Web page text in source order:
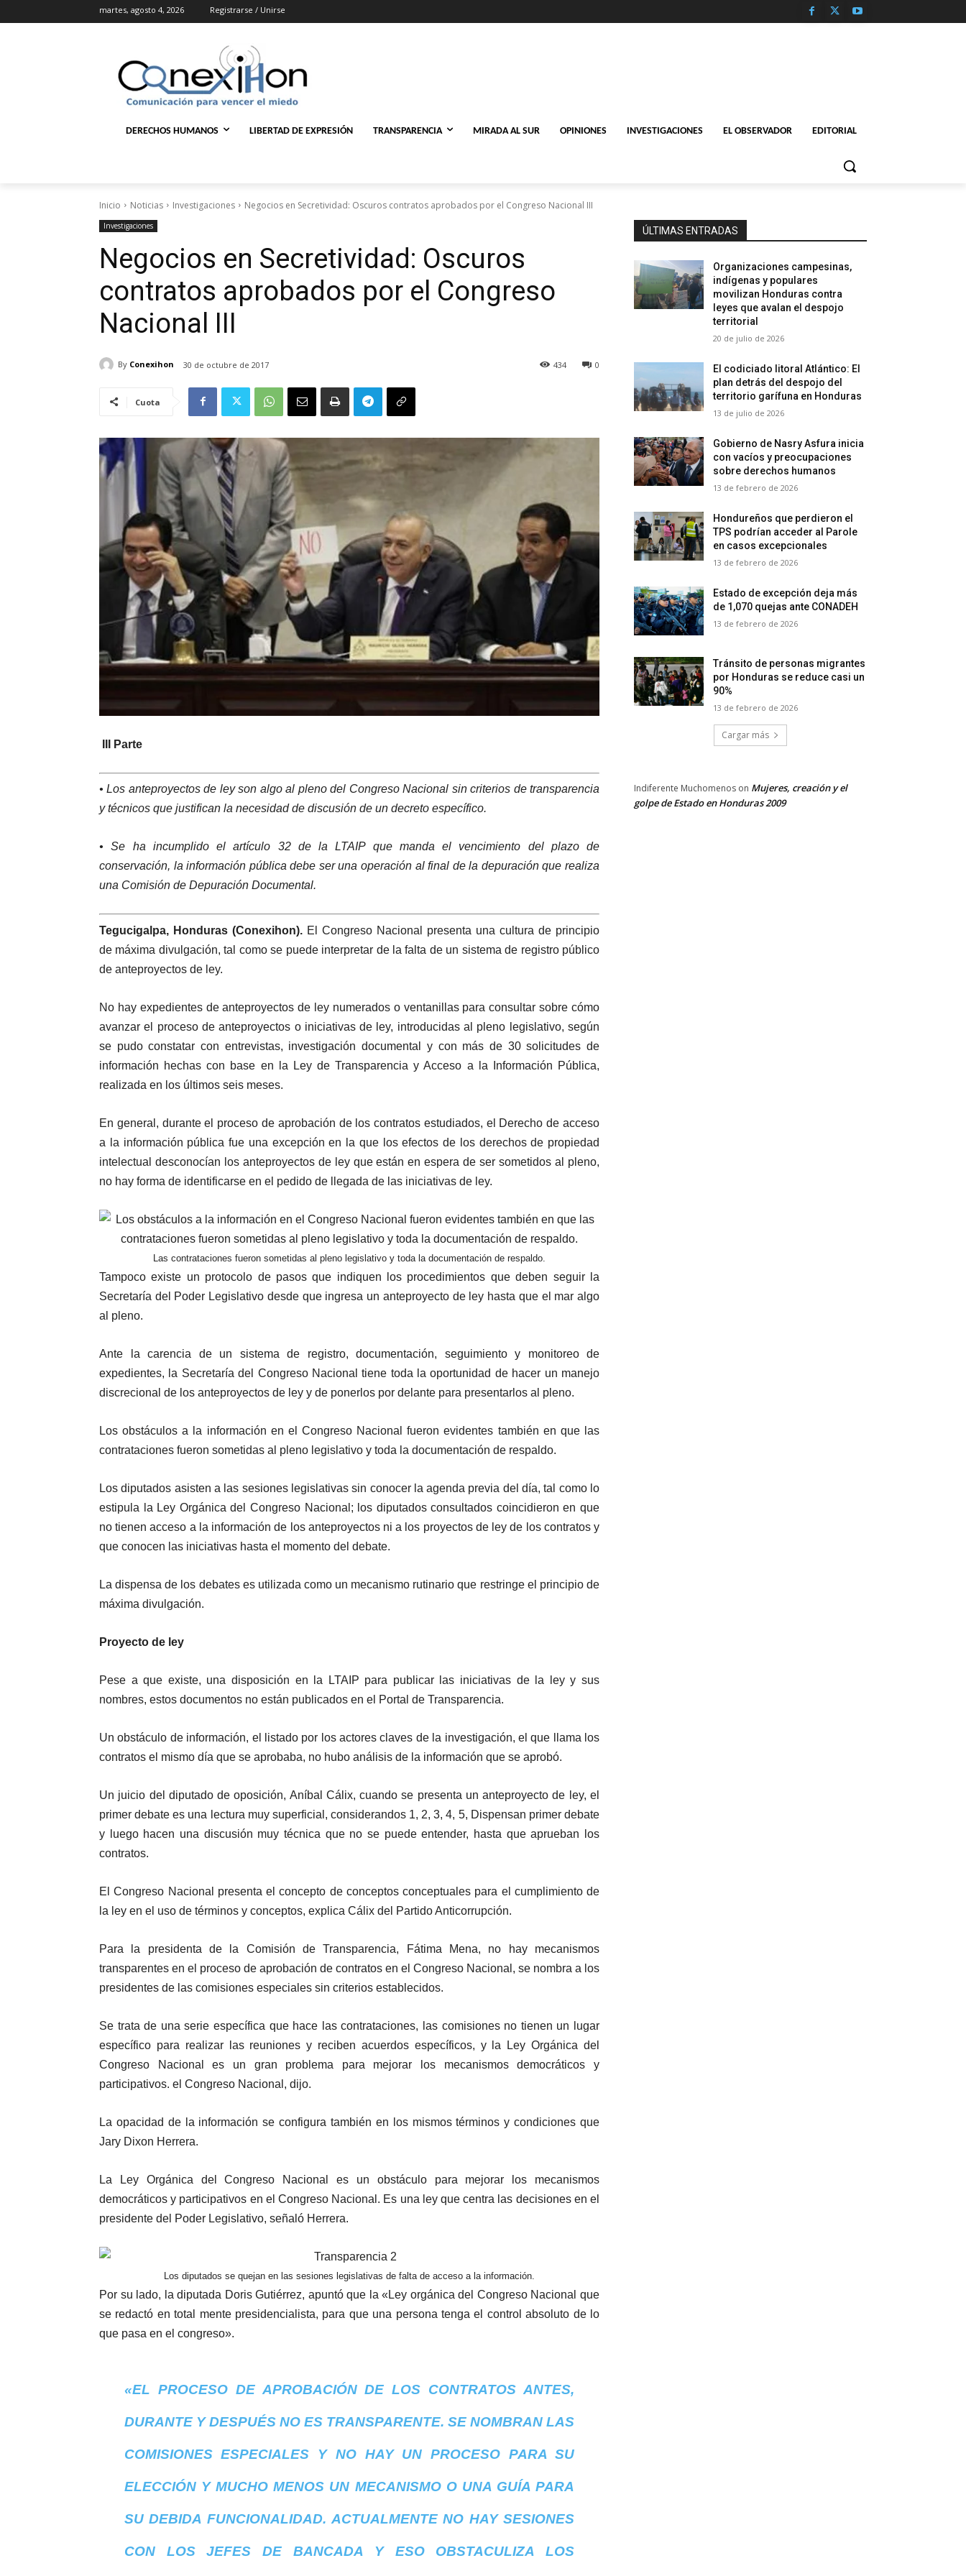
martes, agosto 4, 2026 Registrarse / Unirse
DERECHOS HUMANOS LIBERTAD DE EXPRESIÓN TRANSPARENCIA MIRADA AL SUR OPINIONES INVESTIGACIONES EL OBSERVADOR EDITORIAL
Inicio Noticias Investigaciones Negocios en Secretividad: Oscuros contratos aprobados por el Congreso Nacional III
Investigaciones
Negocios en Secretividad: Oscuros
contratos aprobados por el Congreso
Nacional III
By Conexihon 30 de octubre de 2017 0
434
Cuota
III Parte
• Los anteproyectos de ley son algo al pleno del Congreso Nacional sin criterios de transparencia
y técnicos que justifican la necesidad de discusión de un decreto específico.
• Se ha incumplido el artículo 32 de la LTAIP que manda el vencimiento del plazo de
conservación, la información pública debe ser una operación al final de la depuración que realiza
una Comisión de Depuración Documental.
Tegucigalpa, Honduras (Conexihon). El Congreso Nacional presenta una cultura de principio
de máxima divulgación, tal como se puede interpretar de la falta de un sistema de registro público
de anteproyectos de ley.
No hay expedientes de anteproyectos de ley numerados o ventanillas para consultar sobre cómo
avanzar el proceso de anteproyectos o iniciativas de ley, introducidas al pleno legislativo, según
se pudo constatar con entrevistas, investigación documental y con más de 30 solicitudes de
información hechas con base en la Ley de Transparencia y Acceso a la Información Pública,
realizada en los últimos seis meses.
En general, durante el proceso de aprobación de los contratos estudiados, el Derecho de acceso
a la información pública fue una excepción en la que los efectos de los derechos de propiedad
intelectual desconocían los anteproyectos de ley que están en espera de ser sometidos al pleno,
no hay forma de identificarse en el pedido de llegada de las iniciativas de ley.
Las contrataciones fueron sometidas al pleno legislativo y toda la documentación de respaldo.
Tampoco existe un protocolo de pasos que indiquen los procedimientos que deben seguir la
Secretaría del Poder Legislativo desde que ingresa un anteproyecto de ley hasta que el mar algo
al pleno.
Ante la carencia de un sistema de registro, documentación, seguimiento y monitoreo de
expedientes, la Secretaría del Congreso Nacional tiene toda la oportunidad de hacer un manejo
discrecional de los anteproyectos de ley y de ponerlos por delante para presentarlos al pleno.
Los obstáculos a la información en el Congreso Nacional fueron evidentes también en que las
contrataciones fueron sometidas al pleno legislativo y toda la documentación de respaldo.
Los diputados asisten a las sesiones legislativas sin conocer la agenda previa del día, tal como lo
estipula la Ley Orgánica del Congreso Nacional; los diputados consultados coincidieron en que
no tienen acceso a la información de los anteproyectos ni a los proyectos de ley de los contratos y
que conocen las iniciativas hasta el momento del debate.
La dispensa de los debates es utilizada como un mecanismo rutinario que restringe el principio de
máxima divulgación.
Proyecto de ley
Pese a que existe, una disposición en la LTAIP para publicar las iniciativas de la ley y sus
nombres, estos documentos no están publicados en el Portal de Transparencia.
Un obstáculo de información, el listado por los actores claves de la investigación, el que llama los
contratos el mismo día que se aprobaba, no hubo análisis de la información que se aprobó.
Un juicio del diputado de oposición, Aníbal Cálix, cuando se presenta un anteproyecto de ley, el
primer debate es una lectura muy superficial, considerandos 1, 2, 3, 4, 5, Dispensan primer debate
y luego hacen una discusión muy técnica que no se puede entender, hasta que aprueban los
contratos.
El Congreso Nacional presenta el concepto de conceptos conceptuales para el cumplimiento de
la ley en el uso de términos y conceptos, explica Cálix del Partido Anticorrupción.
Para la presidenta de la Comisión de Transparencia, Fátima Mena, no hay mecanismos
transparentes en el proceso de aprobación de contratos en el Congreso Nacional, se nombra a los
presidentes de las comisiones especiales sin criterios establecidos.
Se trata de una serie específica que hace las contrataciones, las comisiones no tienen un lugar
específico para realizar las reuniones y reciben acuerdos específicos, y la Ley Orgánica del
Congreso Nacional es un gran problema para mejorar los mecanismos democráticos y
participativos. el Congreso Nacional, dijo.
La opacidad de la información se configura también en los mismos términos y condiciones que
Jary Dixon Herrera.
La Ley Orgánica del Congreso Nacional es un obstáculo para mejorar los mecanismos
democráticos y participativos en el Congreso Nacional. Es una ley que centra las decisiones en el
presidente del Poder Legislativo, señaló Herrera.
Los diputados se quejan en las sesiones legislativas de falta de acceso a la información.
Por su lado, la diputada Doris Gutiérrez, apuntó que la «Ley orgánica del Congreso Nacional que
se redactó en total mente presidencialista, para que una persona tenga el control absoluto de lo
que pasa en el congreso».
«EL PROCESO DE APROBACIÓN DE LOS CONTRATOS ANTES,
DURANTE Y DESPUÉS NO ES TRANSPARENTE. SE NOMBRAN LAS
COMISIONES ESPECIALES Y NO HAY UN PROCESO PARA SU
ELECCIÓN Y MUCHO MENOS UN MECANISMO O UNA GUÍA PARA
SU DEBIDA FUNCIONALIDAD. ACTUALMENTE NO HAY SESIONES
CON LOS JEFES DE BANCADA Y ESO OBSTACULIZA LOS
ÚLTIMAS ENTRADAS
Organizaciones campesinas,
indígenas y populares
movilizan Honduras contra
leyes que avalan el despojo
territorial
20 de julio de 2026
El codiciado litoral Atlántico: El
plan detrás del despojo del
territorio garífuna en Honduras
13 de julio de 2026
Gobierno de Nasry Asfura inicia
con vacíos y preocupaciones
sobre derechos humanos
13 de febrero de 2026
Hondureños que perdieron el
TPS podrían acceder al Parole
en casos excepcionales
13 de febrero de 2026
Estado de excepción deja más
de 1,070 quejas ante CONADEH
13 de febrero de 2026
Tránsito de personas migrantes
por Honduras se reduce casi un
90%
13 de febrero de 2026
Cargar más
Indiferente Muchomenos on Mujeres, creación y el
golpe de Estado en Honduras 2009